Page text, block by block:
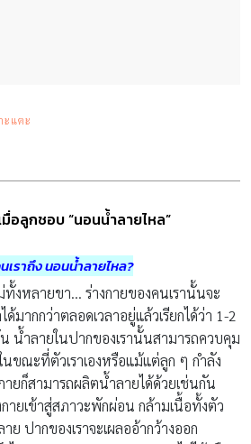
ะแตะ
อลูกชอบ “นอนน้ำลายไหล”
เราถึง นอนน้ำลายไหล?
หลายขา… ร่างกายของคนเรานั้นจะ
มากกว่าตลอดเวลาอยู่แล้วเรียกได้ว่า 1-2
น้ำลายในปากของเรานั้นสามารถควบคุม
นขณะที่ตัวเราเองหรือแม้แต่ลูก ๆ กำลัง
ยก็สามารถผลิตน้ำลายได้ด้วยเช่นกัน
กายเข้าสู่สภาวะพักผ่อน กล้ามเนื้อทั้งตัว
ปากของเราจะเผลออ้ากว้างออก